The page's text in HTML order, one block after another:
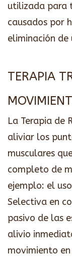
utilizada para
causados por
eliminación
TERAPIA
La Terapia de
aliviar los
musculares
completo de
ejemplo: el
Selectiva en
pasivo de las
alivio
movimiento